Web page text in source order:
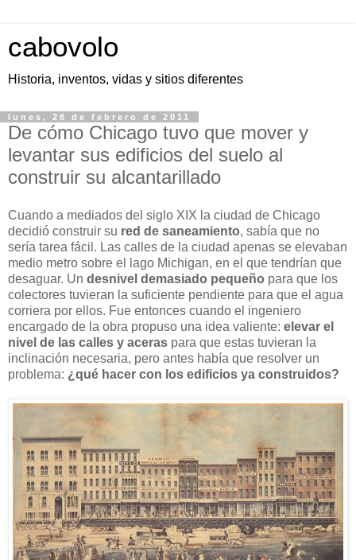
cabovolo
Historia, inventos, vidas y sitios diferentes
lunes, 28 de febrero de 2011
De cómo Chicago tuvo que mover y
levantar sus edificios del suelo al
construir su alcantarillado
Cuando a mediados del siglo XIX la ciudad de Chicago
decidió construir su red de saneamiento, sabía que no
sería tarea fácil. Las calles de la ciudad apenas se elevaban
medio metro sobre el lago Michigan, en el que tendrían que
desaguar. Un desnivel demasiado pequeño para que los
colectores tuvieran la suficiente pendiente para que el agua
corriera por ellos. Fue entonces cuando el ingeniero
encargado de la obra propuso una idea valiente: elevar el
nivel de las calles y aceras para que estas tuvieran la
inclinación necesaria, pero antes había que resolver un
problema: ¿qué hacer con los edificios ya construidos?